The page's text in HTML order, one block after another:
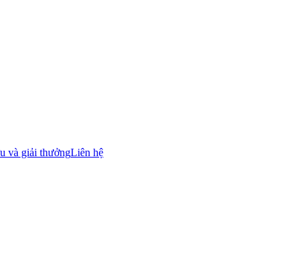
và giải thưởngLiên hệ